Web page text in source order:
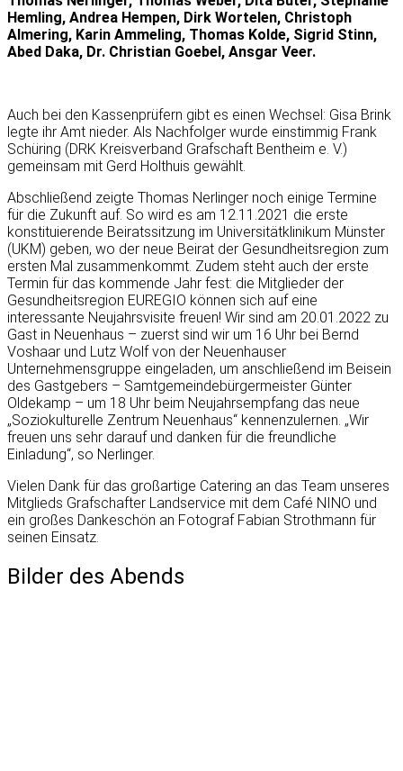
Hemling, Andrea Hempen, Dirk Wortelen, Christoph
Almering, Karin Ammeling, Thomas Kolde, Sigrid Stinn,
Abed Daka, Dr. Christian Goebel, Ansgar Veer.
Auch bei den Kassenprüfern gibt es einen Wechsel: Gisa Brink
legte ihr Amt nieder. Als Nachfolger wurde einstimmig Frank
Schüring (DRK Kreisverband Grafschaft Bentheim e. V.)
gemeinsam mit Gerd Holthuis gewählt.
Abschließend zeigte Thomas Nerlinger noch einige Termine
für die Zukunft auf. So wird es am 12.11.2021 die erste
konstituierende Beiratssitzung im Universitätklinikum Münster
(UKM) geben, wo der neue Beirat der Gesundheitsregion zum
ersten Mal zusammenkommt. Zudem steht auch der erste
Termin für das kommende Jahr fest: die Mitglieder der
Gesundheitsregion EUREGIO können sich auf eine
interessante Neujahrsvisite freuen! Wir sind am 20.01.2022 zu
Gast in Neuenhaus – zuerst sind wir um 16 Uhr bei Bernd
Voshaar und Lutz Wolf von der Neuenhauser
Unternehmensgruppe eingeladen, um anschließend im Beisein
des Gastgebers – Samtgemeindebürgermeister Günter
Oldekamp – um 18 Uhr beim Neujahrsempfang das neue
„Soziokulturelle Zentrum Neuenhaus“ kennenzulernen. „Wir
freuen uns sehr darauf und danken für die freundliche
Einladung“, so Nerlinger.
Vielen Dank für das großartige Catering an das Team unseres
Mitglieds Grafschafter Landservice mit dem Café NINO und
ein großes Dankeschön an Fotograf Fabian Strothmann für
seinen Einsatz.
Bilder des Abends